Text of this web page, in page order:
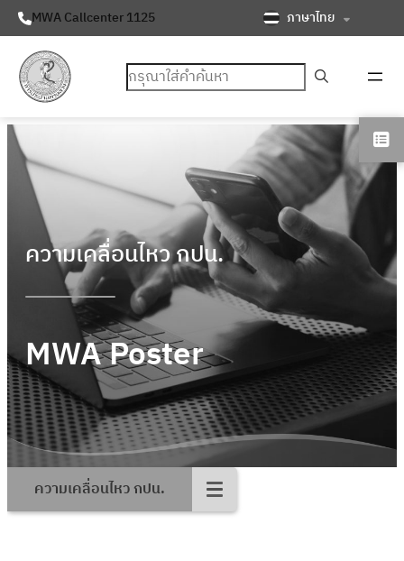
MWA Callcenter 1125 ภาษาไทย
ค้นหา
ความเคลื่อนไหว กปน.
MWA Poster
ความเคลื่อนไหว กปน.